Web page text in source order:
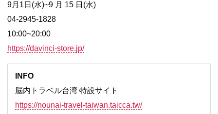
9月1日(水)~9 月 15 日(水)
04-2945-1828
10:00~20:00
https://davinci-store.jp/
INFO
脳内トラベル台湾 特設サイト
https://nounai-travel-taiwan.taicca.tw/